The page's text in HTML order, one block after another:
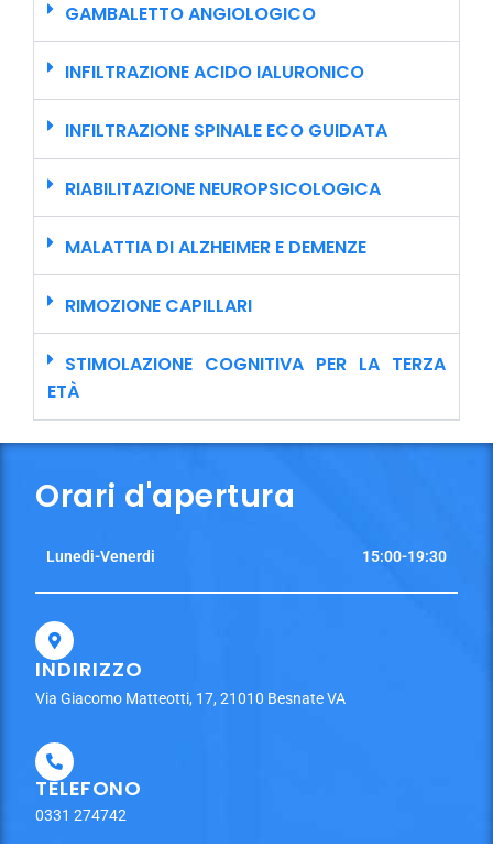
GAMBALETTO ANGIOLOGICO
INFILTRAZIONE ACIDO IALURONICO
INFILTRAZIONE SPINALE ECO GUIDATA
RIABILITAZIONE NEUROPSICOLOGICA
MALATTIA DI ALZHEIMER E DEMENZE
RIMOZIONE CAPILLARI
STIMOLAZIONE COGNITIVA PER LA TERZA
ETÀ
Orari d'apertura
Lunedi-Venerdi 15:00-19:30
INDIRIZZO
Via Giacomo Matteotti, 17, 21010 Besnate VA
TELEFONO
0331 274742